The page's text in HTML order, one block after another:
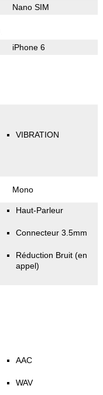
Nano SIM
iPhone 6
VIBRATION
Mono
Haut-Parleur
Connecteur 3.5mm
Réduction Bruit (en
appel)
AAC
WAV